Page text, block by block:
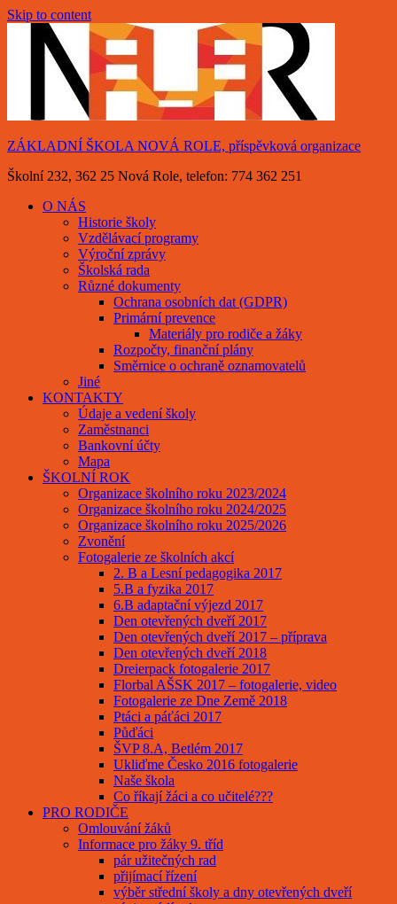
Skip to content
ZÁKLADNÍ ŠKOLA NOVÁ ROLE, příspěvková organizace
Školní 232, 362 25 Nová Role, telefon: 774 362 251
O NÁS
Historie školy
Vzdělávací programy
Výroční zprávy
Školská rada
Různé dokumenty
Ochrana osobních dat (GDPR)
Primární prevence
Materiály pro rodiče a žáky
Rozpočty, finanční plány
Směrnice o ochraně oznamovatelů
Jiné
KONTAKTY
Údaje a vedení školy
Zaměstnanci
Bankovní účty
Mapa
ŠKOLNÍ ROK
Organizace školního roku 2023/2024
Organizace školního roku 2024/2025
Organizace školního roku 2025/2026
Zvonění
Fotogalerie ze školních akcí
2. B a Lesní pedagogika 2017
5.B a fyzika 2017
6.B adaptační výjezd 2017
Den otevřených dveří 2017
Den otevřených dveří 2017 – příprava
Den otevřených dveří 2018
Dreierpack fotogalerie 2017
Florbal AŠSK 2017 – fotogalerie, video
Fotogalerie ze Dne Země 2018
Ptáci a páťáci 2017
Půďáci
ŠVP 8.A, Betlém 2017
Ukliďme Česko 2016 fotogalerie
Naše škola
Co říkají žáci a co učitelé???
PRO RODIČE
Omlouvání žáků
Informace pro žáky 9. tříd
pár užitečných rad
přijímací řízení
výběr střední školy a dny otevřených dveří